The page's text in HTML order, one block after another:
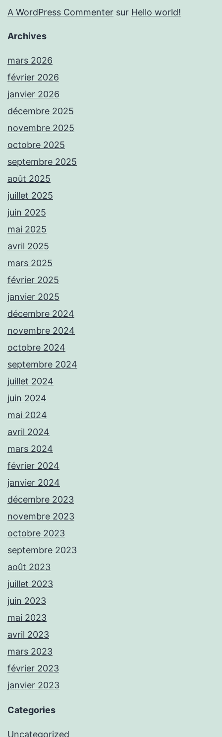
A WordPress Commenter sur Hello world!
Archives
mars 2026
février 2026
janvier 2026
décembre 2025
novembre 2025
octobre 2025
septembre 2025
août 2025
juillet 2025
juin 2025
mai 2025
avril 2025
mars 2025
février 2025
janvier 2025
décembre 2024
novembre 2024
octobre 2024
septembre 2024
juillet 2024
juin 2024
mai 2024
avril 2024
mars 2024
février 2024
janvier 2024
décembre 2023
novembre 2023
octobre 2023
septembre 2023
août 2023
juillet 2023
juin 2023
mai 2023
avril 2023
mars 2023
février 2023
janvier 2023
Categories
Uncategorized